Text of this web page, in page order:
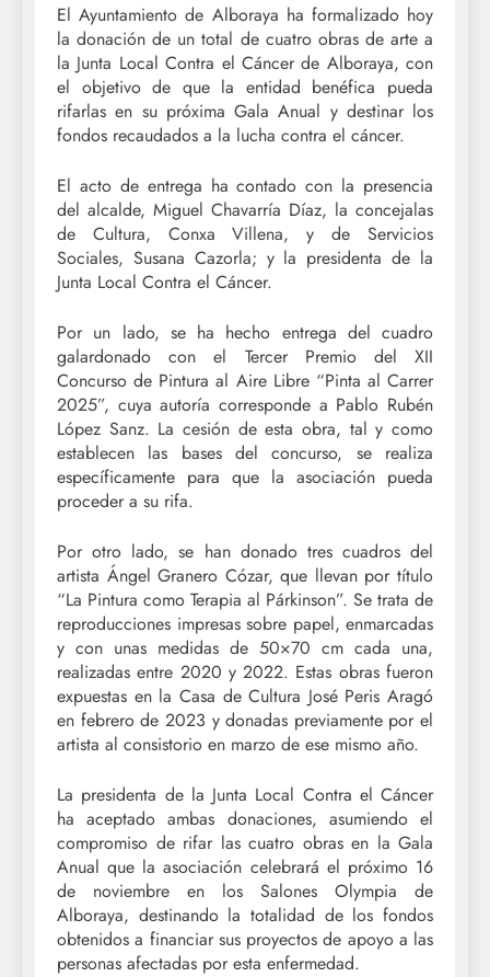
El Ayuntamiento de Alboraya ha formalizado hoy
la donación de un total de cuatro obras de arte a
la Junta Local Contra el Cáncer de Alboraya, con
el objetivo de que la entidad benéfica pueda
rifarlas en su próxima Gala Anual y destinar los
fondos recaudados a la lucha contra el cáncer.
El acto de entrega ha contado con la presencia
del alcalde, Miguel Chavarría Díaz, la concejalas
de Cultura, Conxa Villena, y de Servicios
Sociales, Susana Cazorla; y la presidenta de la
Junta Local Contra el Cáncer.
Por un lado, se ha hecho entrega del cuadro
galardonado con el Tercer Premio del XII
Concurso de Pintura al Aire Libre “Pinta al Carrer
2025”, cuya autoría corresponde a Pablo Rubén
López Sanz. La cesión de esta obra, tal y como
establecen las bases del concurso, se realiza
específicamente para que la asociación pueda
proceder a su rifa.
Por otro lado, se han donado tres cuadros del
artista Ángel Granero Cózar, que llevan por título
“La Pintura como Terapia al Párkinson”. Se trata de
reproducciones impresas sobre papel, enmarcadas
y con unas medidas de 50×70 cm cada una,
realizadas entre 2020 y 2022. Estas obras fueron
expuestas en la Casa de Cultura José Peris Aragó
en febrero de 2023 y donadas previamente por el
artista al consistorio en marzo de ese mismo año.
La presidenta de la Junta Local Contra el Cáncer
ha aceptado ambas donaciones, asumiendo el
compromiso de rifar las cuatro obras en la Gala
Anual que la asociación celebrará el próximo 16
de noviembre en los Salones Olympia de
Alboraya, destinando la totalidad de los fondos
obtenidos a financiar sus proyectos de apoyo a las
personas afectadas por esta enfermedad.